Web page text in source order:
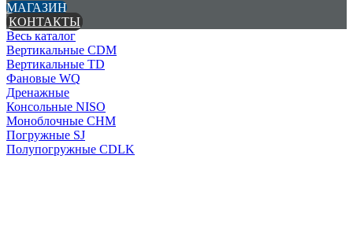
МАГАЗИН
КОНТАКТЫ
Весь каталог
Вертикальные CDM
Вертикальные TD
Фановые WQ
Дренажные
Консольные NISO
Моноблочные CHМ
Погружные SJ
Полупогружные CDLK